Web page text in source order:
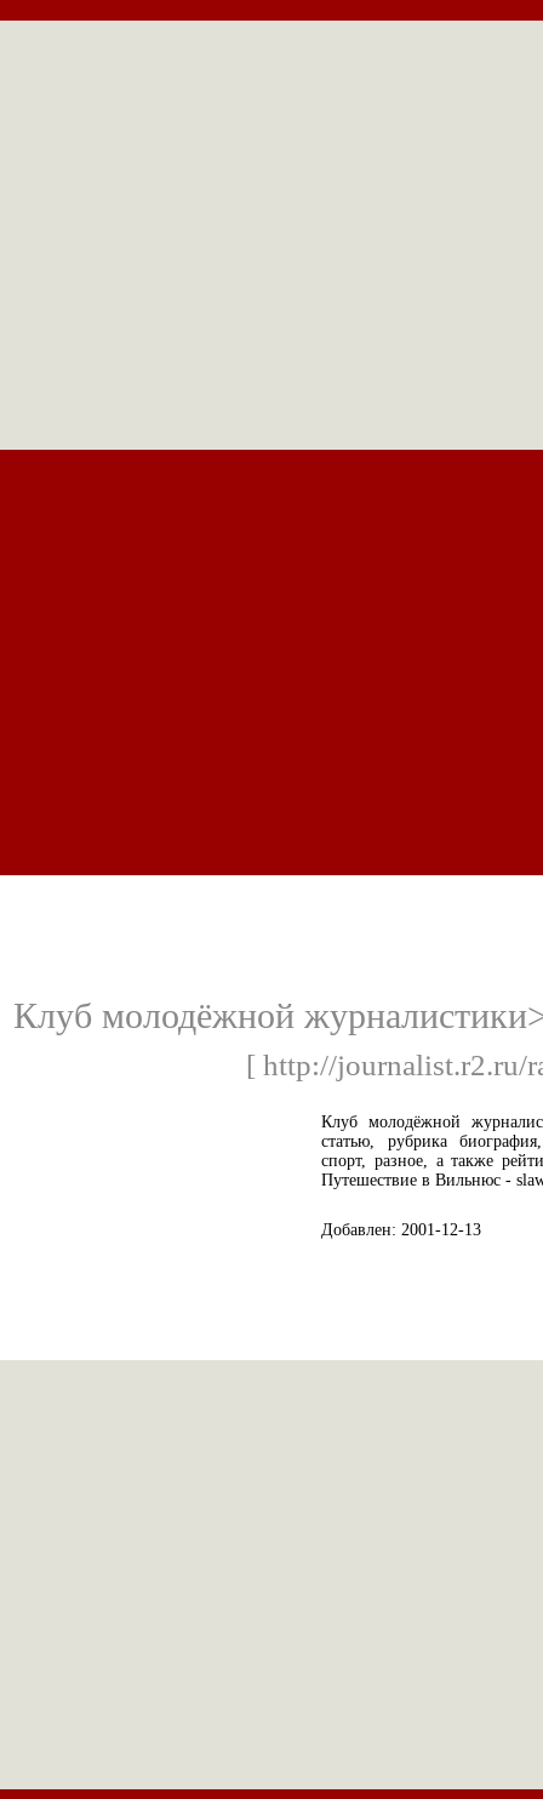
Клуб молодёжной
[ http://journalist.r2.ru/
Клуб молодёжной
статью, рубрика
спорт, разное, а также
Путешествие в Вильнюс -
Добавлен: 2001-12-13